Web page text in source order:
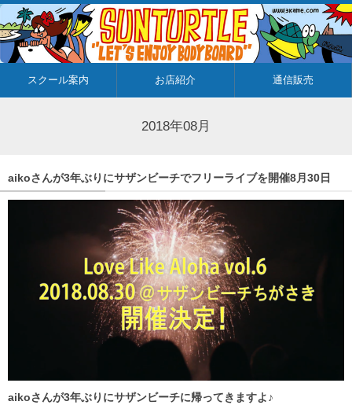
スクール案内 お店紹介 通信販売
2018年08月
aikoさんが3年ぶりにサザンビーチでフリーライブを開催8月30日
aikoさんが3年ぶりにサザンビーチに帰ってきますよ♪